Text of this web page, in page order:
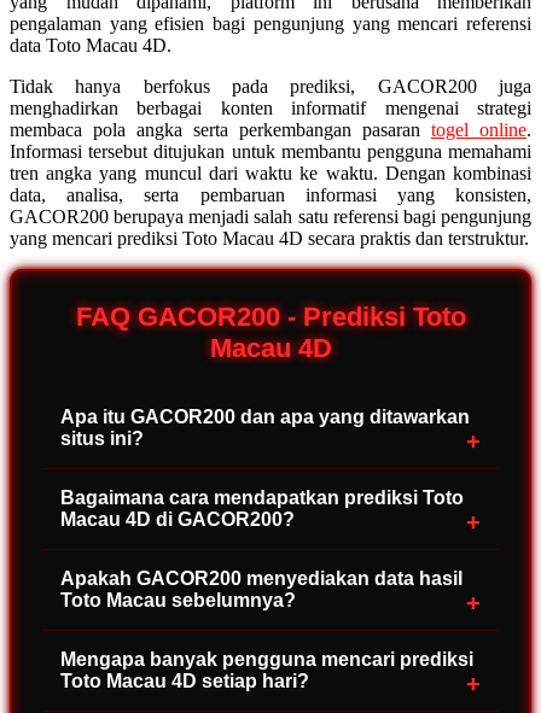
pengalaman yang efisien bagi pengunjung yang mencari referensi
data Toto Macau 4D.
Tidak hanya berfokus pada prediksi, GACOR200 juga
menghadirkan berbagai konten informatif mengenai strategi
membaca pola angka serta perkembangan pasaran togel online.
Informasi tersebut ditujukan untuk membantu pengguna memahami
tren angka yang muncul dari waktu ke waktu. Dengan kombinasi
data, analisa, serta pembaruan informasi yang konsisten,
GACOR200 berupaya menjadi salah satu referensi bagi pengunjung
yang mencari prediksi Toto Macau 4D secara praktis dan terstruktur.
FAQ GACOR200 - Prediksi Toto
Macau 4D
Apa itu GACOR200 dan apa yang ditawarkan
situs ini?
menyediakan referensi prediksi Toto Macau 4D, data
secara lebih terstruktur.
Bagaimana cara mendapatkan prediksi Toto
Macau 4D di GACOR200?
diperbarui secara berkala dengan analisa angka, data
historis, dan rangkuman hasil sebelumnya sehingga
Apakah GACOR200 menyediakan data hasil
Toto Macau sebelumnya?
sebelumnya yang dapat digunakan sebagai referensi
untuk melihat pola angka dan melakukan pengamatan
Mengapa banyak pengguna mencari prediksi
Toto Macau 4D setiap hari?